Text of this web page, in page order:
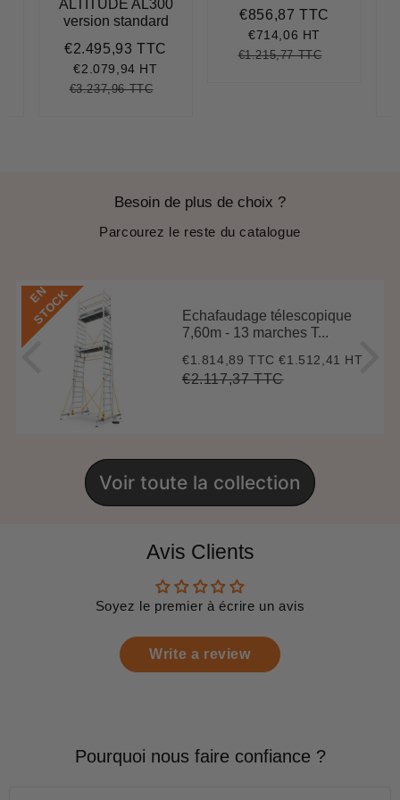
ALTITUDE AL300
version standard
Prix
réduit
€2.495,93 TTC
€2.079,94 HT
Prix
€3.237,96 TTC€3.237,96
Prix
réduit
€856,87 TTC
€714,06 HT
Prix
€1.215,77 TTC€1.215,77
Besoin de plus de choix ?
Parcourez le reste du catalogue
E
N
S
T
O
C
K
Echafaudage télescopique
7,60m - 13 marches T...
Prix
réduit
€1.814,89 TTC€1.814,89
€1.512,41 HT
Prix
€2.117,37 TTC€2.117,37
Voir toute la collection
Avis Clients
Soyez le premier à écrire un avis
Write a review
Pourquoi nous faire confiance ?